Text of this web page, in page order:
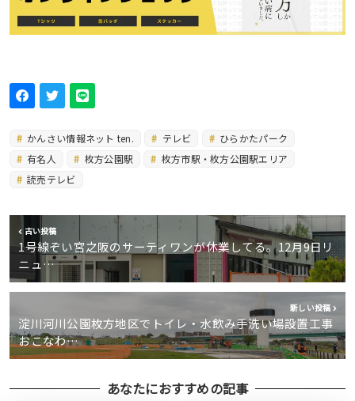
かんさい情報ネット ten. テレビ
ひらかたパーク
有名人
枚方公園駅
枚方市駅・枚方公園駅エリア
読売テレビ
古い投稿
1号線ぞい宮之阪のサーティワンが休業してる。12月9日リ
ニュ…
新しい投稿
淀川河川公園枚方地区でトイレ・水飲み手洗い場設置工事
おこなわ…
あなたにおすすめの記事